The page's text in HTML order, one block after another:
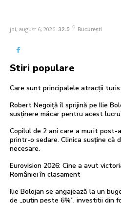
joi, august 6, 2026 32.5 C București
Stiri populare
Care sunt principalele atracții
Robert Negoiță îl sprijină pe Ilie
susținere măcar pentru acest
Copilul de 2 ani care a murit post-
printr-o sedare. Clinica susține că
necesare.
Eurovision 2026: Cine a avut
României în clasament
Ilie Bolojan se angajează la un
de „puțin peste 6%”, investiții din